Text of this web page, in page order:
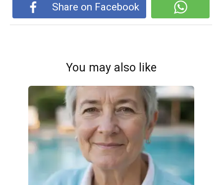
Share on Facebook
You may also like